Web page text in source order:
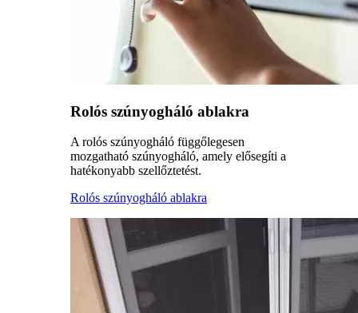
Rolós szúnyogháló ablakra
A rolós szúnyogháló függőlegesen
mozgatható szúnyogháló, amely elősegíti a
hatékonyabb szellőztetést.
Rolós szúnyogháló ablakra